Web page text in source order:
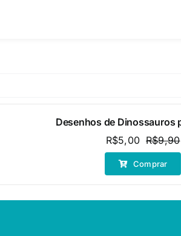
Desenhos de Dinossauros
R$9,90O
R$5,00
O
Comprar